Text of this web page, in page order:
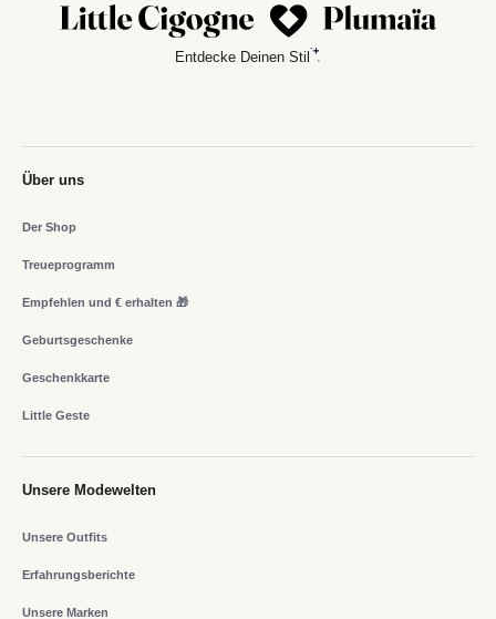
Entdecke Deinen Stil
Über uns
Der Shop
Treueprogramm
Empfehlen und € erhalten 🎁
Geburtsgeschenke
Geschenkkarte
Little Geste
Unsere Modewelten
Unsere Outfits
Erfahrungsberichte
Unsere Marken